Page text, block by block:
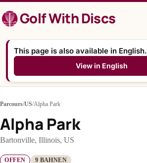
Inhalt
springenGolf With Discs
This page is also available in English.
View in English
Parcours/US/Alpha Park
Alpha Park
Bartonville, Illinois, US
OFFEN 9 BAHNEN